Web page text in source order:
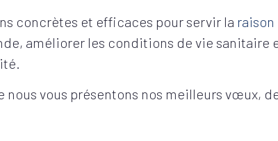
concrètes et efficaces pour servir la raison
améliorer les conditions de vie sanitaire
nous vous présentons nos meilleurs vœux,